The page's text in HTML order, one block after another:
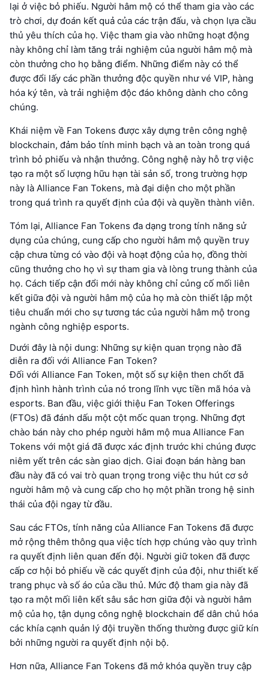
lại ở việc bỏ phiếu. Người hâm mộ có thể tham gia vào các
trò chơi, dự đoán kết quả của các trận đấu, và chọn lựa cầu
thủ yêu thích của họ. Việc tham gia vào những hoạt động
này không chỉ làm tăng trải nghiệm của người hâm mộ mà
còn thưởng cho họ bằng điểm. Những điểm này có thể
được đổi lấy các phần thưởng độc quyền như vé VIP, hàng
hóa ký tên, và trải nghiệm độc đáo không dành cho công
chúng.
Khái niệm về Fan Tokens được xây dựng trên công nghệ
blockchain, đảm bảo tính minh bạch và an toàn trong quá
trình bỏ phiếu và nhận thưởng. Công nghệ này hỗ trợ việc
tạo ra một số lượng hữu hạn tài sản số, trong trường hợp
này là Alliance Fan Tokens, mà đại diện cho một phần
trong quá trình ra quyết định của đội và quyền thành viên.
Tóm lại, Alliance Fan Tokens đa dạng trong tính năng sử
dụng của chúng, cung cấp cho người hâm mộ quyền truy
cập chưa từng có vào đội và hoạt động của họ, đồng thời
cũng thưởng cho họ vì sự tham gia và lòng trung thành của
họ. Cách tiếp cận đổi mới này không chỉ củng cố mối liên
kết giữa đội và người hâm mộ của họ mà còn thiết lập một
tiêu chuẩn mới cho sự tương tác của người hâm mộ trong
ngành công nghiệp esports.
Dưới đây là nội dung: Những sự kiện quan trọng nào đã
diễn ra đối với Alliance Fan Token?
Đối với Alliance Fan Token, một số sự kiện then chốt đã
định hình hành trình của nó trong lĩnh vực tiền mã hóa và
esports. Ban đầu, việc giới thiệu Fan Token Offerings
(FTOs) đã đánh dấu một cột mốc quan trọng. Những đợt
chào bán này cho phép người hâm mộ mua Alliance Fan
Tokens với một giá đã được xác định trước khi chúng được
niêm yết trên các sàn giao dịch. Giai đoạn bán hàng ban
đầu này đã có vai trò quan trọng trong việc thu hút cơ sở
người hâm mộ và cung cấp cho họ một phần trong hệ sinh
thái của đội ngay từ đầu.
Sau các FTOs, tính năng của Alliance Fan Tokens đã được
mở rộng thêm thông qua việc tích hợp chúng vào quy trình
ra quyết định liên quan đến đội. Người giữ token đã được
cấp cơ hội bỏ phiếu về các quyết định của đội, như thiết kế
trang phục và số áo của cầu thủ. Mức độ tham gia này đã
tạo ra một mối liên kết sâu sắc hơn giữa đội và người hâm
mộ của họ, tận dụng công nghệ blockchain để dân chủ hóa
các khía cạnh quản lý đội truyền thống thường được giữ kín
bởi những người ra quyết định nội bộ.
Hơn nữa, Alliance Fan Tokens đã mở khóa quyền truy cập